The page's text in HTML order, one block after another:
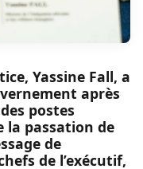
Yassine Fall, a
après
postes
la passation de
de
de l’exécutif,